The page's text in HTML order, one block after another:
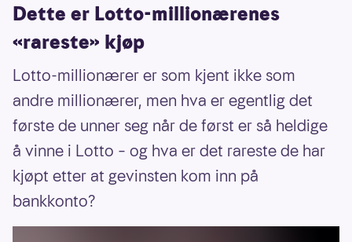
Dette er Lotto-millionærenes
«rareste» kjøp
Lotto-millionærer er som kjent ikke som
andre millionærer, men hva er egentlig det
første de unner seg når de først er så heldige
å vinne i Lotto – og hva er det rareste de har
kjøpt etter at gevinsten kom inn på
bankkonto?